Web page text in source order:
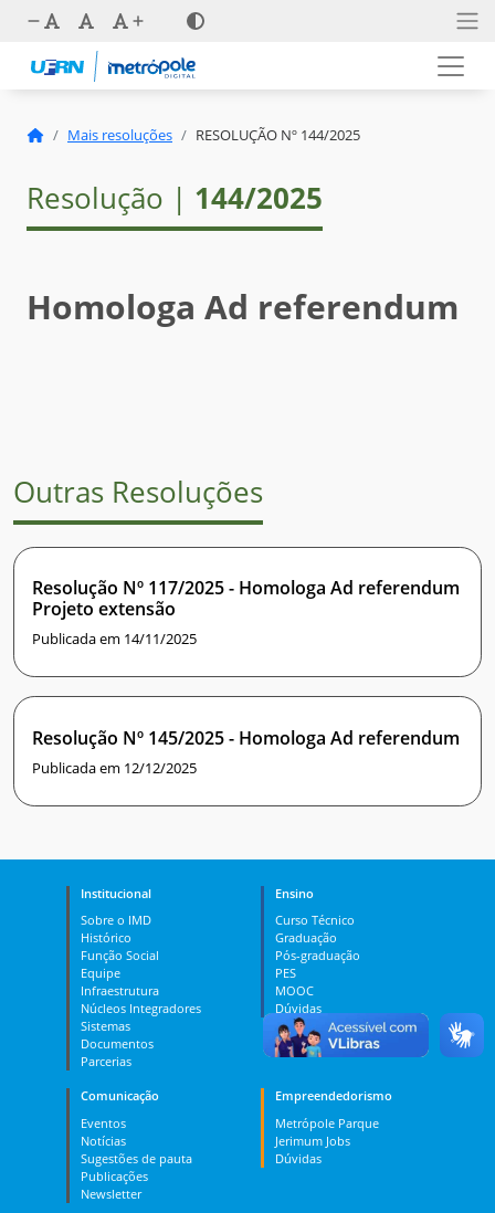
Mais resoluções RESOLUÇÃO Nº 144/2025
Resolução | 144/2025
Homologa Ad referendum
Outras Resoluções
Resolução Nº 117/2025 - Homologa Ad referendum
Projeto extensão
Publicada em 14/11/2025
Resolução Nº 145/2025 - Homologa Ad referendum
Publicada em 12/12/2025
Institucional
Sobre o IMD
Histórico
Função Social
Equipe
Infraestrutura
Núcleos Integradores
Sistemas
Documentos
Parcerias
Ensino
Curso Técnico
Graduação
Pós-graduação
PES
MOOC
Dúvidas
Comunicação
Eventos
Notícias
Sugestões de pauta
Publicações
Newsletter
Empreendedorismo
Metrópole Parque
Jerimum Jobs
Dúvidas